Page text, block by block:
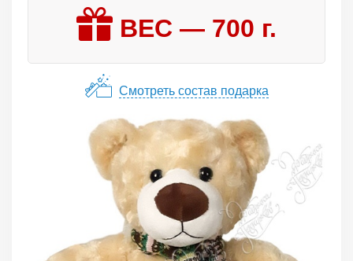
ВЕС — 700 г.
Смотреть состав подарка